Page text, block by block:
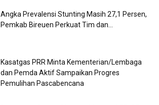
Angka Prevalensi Stunting Masih 27,1 Persen,
Pemkab Bireuen Perkuat Tim dan...
Kasatgas PRR Minta Kementerian/Lembaga
dan Pemda Aktif Sampaikan Progres
Pemulihan Pascabencana